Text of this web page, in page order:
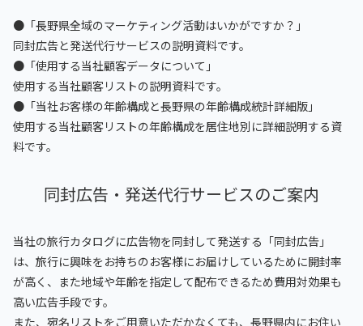
●「長野県全域のマーケティング活動はいかがですか？」
同封広告と発送代行サービスの説明資料です。
●「使用する当社顧客データについて」
使用する当社顧客リストの説明資料です。
●「当社お客様の年齢構成と長野県の年齢構成統計詳細版」
使用する当社顧客リストの年齢構成を居住地別に詳細説明する資
料です。
同封広告・発送代行サービスのご案内
当社の旅行カタログに広告物を同封して発送する「同封広告」
は、旅行に興味をお持ちのお客様にお届けしているために開封率
が高く、また地域や年齢を指定して配布できるため費用対効果も
高い広告手段です。
また、宛名リストをご用意いただかなくても、長野県内にお住い